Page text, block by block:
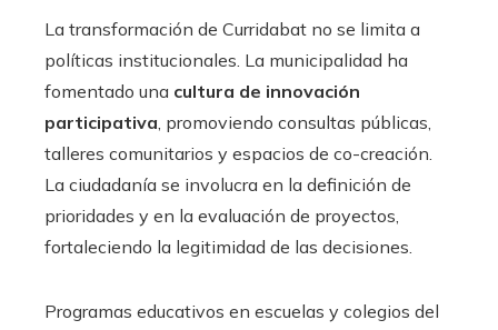
La transformación de Curridabat no se limita a
políticas institucionales. La municipalidad ha
fomentado una cultura de innovación
participativa, promoviendo consultas públicas,
talleres comunitarios y espacios de co-creación.
La ciudadanía se involucra en la definición de
prioridades y en la evaluación de proyectos,
fortaleciendo la legitimidad de las decisiones.
Programas educativos en escuelas y colegios del